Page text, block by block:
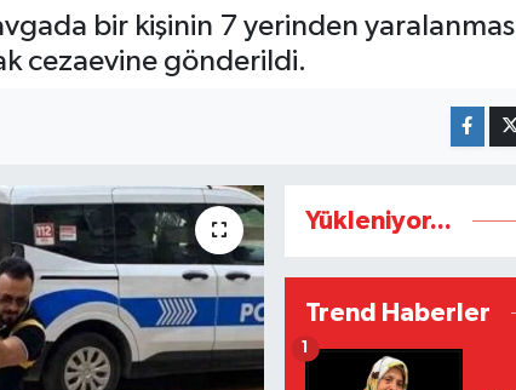
bir kişinin 7 yerinden
cezaevine gönderildi.
Yükleniyor...
Trend Haberler
1